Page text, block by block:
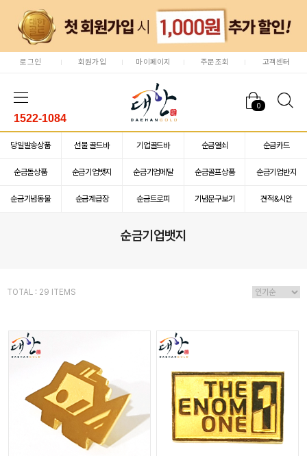
로그인 회원가입 마이페이지 주문조회 고객센터
0
1522-1084
당일발송상품 선물 골드바 기업골드바 순금열쇠 순금카드
순금돌상품 순금기업뱃지 순금기업메달 순금골프상품 순금기업반지
순금기념동물 순금계급장 순금트로피 기념문구보기 견적&시안
순금기업뱃지
TOTAL : 29 ITEMS